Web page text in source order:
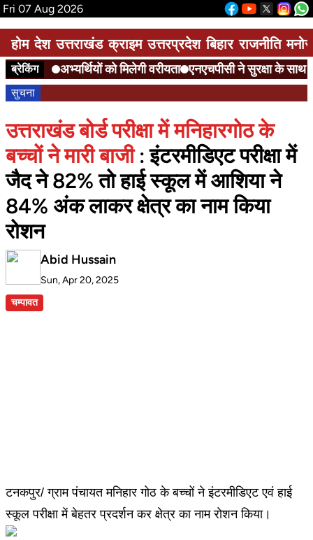
Fri 07 Aug 2026
होम देश उत्तराखंड क्राइम उत्तरप्रदेश बिहार राजनीति
ब्रेकिंग अभ्यर्थियों को मिलेगी वरीयता एनएचपीसी ने सुरक्षा के साथ
सुचना
उत्तराखंड बोर्ड परीक्षा में मनिहारगोठ के
बच्चों ने मारी बाजी: इंटरमीडिएट परीक्षा में
जैद ने 82% तो हाई स्कूल में आशिया ने
84% अंक लाकर क्षेत्र का नाम किया
रोशन
Abid Hussain
Sun, Apr 20, 2025
चम्पावत
टनकपुर/ ग्राम पंचायत मनिहार गोठ के बच्चों ने इंटरमीडिएट एवं हाई
स्कूल परीक्षा में बेहतर प्रदर्शन कर क्षेत्र का नाम रोशन किया।